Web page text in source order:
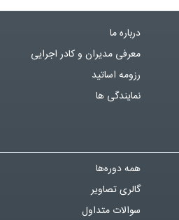
درباره ما
معرفی مدیران و کادر اجرایی
رزومه اساتید
نمایندگی ها
همه دوره‌ها
گالری تصاویر
سوالات متداول